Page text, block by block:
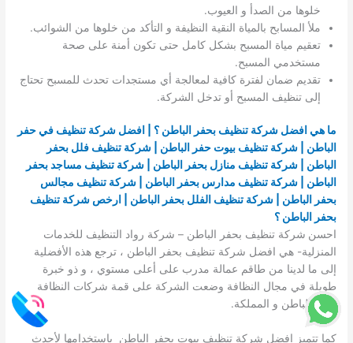
خلوها من الصدأ و العيوب.
ملأ المسابح بالمياة النقية النظيفة و التأكد من خلوها من الشوائب.
تعقيم مياة المسبح بشكل كامل حتى تكون أمنة على صحة
مستخدمي المسبح.
تقديم ضمان لفترة كافية لمعالجة أي مستجدات تحدث للمسبح تحتاج
إلى تنظيف المسبح أو تدخل الشركة.
ما هي افضل شركة تنظيف بحفر الباطن ؟ | افضل شركة تنظيف في حفر
الباطن | شركة تنظيف بيوت حفر الباطن | شركة تنظيف فلل بحفر
الباطن | شركة تنظيف منازل بحفر الباطن | شركة تنظيف مساجد بحفر
الباطن | شركة تنظيف مدارس بحفر الباطن | شركة تنظيف مجالس
بحفر الباطن | شركة تنظيف الفلل بحفر الباطن | ارخص شركة تنظيف
بحفر الباطن ؟
احسن شركة تنظيف بحفر الباطن – شركة رواد التنظيف للخدمات
المنزلية- هي افضل شركة تنظيف بحفر الباطن ، ترجع هذه الأفضلية
إلى ما لدينا من طاقم عمالة مدرب على أعلى مستوي ، و ذو خبرة
طويلة في مجال النظافة وضعت الشركة على قمة شركات النظافة
بحفر الباطن و المملكة.
كما تتميز افضل شركة تنظيف بيوت بحفر الباطن باستخدامها لأحدث